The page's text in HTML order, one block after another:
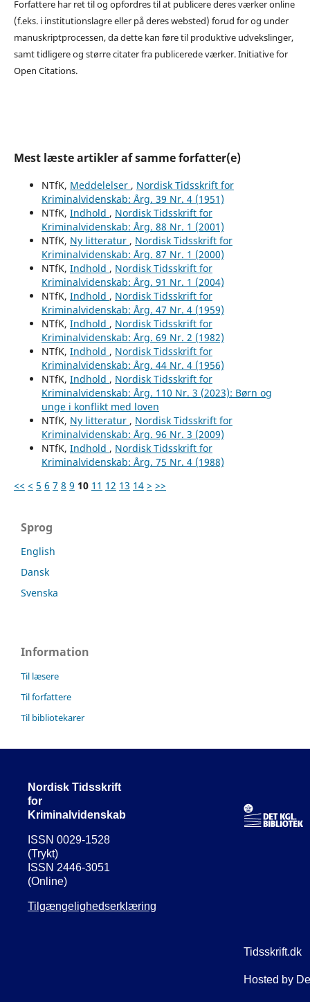
Forfattere har ret til og opfordres til at publicere deres værker online
(f.eks. i institutionslagre eller på deres websted) forud for og under
manuskriptprocessen, da dette kan føre til produktive udvekslinger,
samt tidligere og større citater fra publicerede værker. Initiative for
Open Citations.
Mest læste artikler af samme forfatter(e)
NTfK, Meddelelser , Nordisk Tidsskrift for
Kriminalvidenskab: Årg. 39 Nr. 4 (1951)
NTfK, Indhold , Nordisk Tidsskrift for
Kriminalvidenskab: Årg. 88 Nr. 1 (2001)
NTfK, Ny litteratur , Nordisk Tidsskrift for
Kriminalvidenskab: Årg. 87 Nr. 1 (2000)
NTfK, Indhold , Nordisk Tidsskrift for
Kriminalvidenskab: Årg. 91 Nr. 1 (2004)
NTfK, Indhold , Nordisk Tidsskrift for
Kriminalvidenskab: Årg. 47 Nr. 4 (1959)
NTfK, Indhold , Nordisk Tidsskrift for
Kriminalvidenskab: Årg. 69 Nr. 2 (1982)
NTfK, Indhold , Nordisk Tidsskrift for
Kriminalvidenskab: Årg. 44 Nr. 4 (1956)
NTfK, Indhold , Nordisk Tidsskrift for
Kriminalvidenskab: Årg. 110 Nr. 3 (2023): Børn og
unge i konflikt med loven
NTfK, Ny litteratur , Nordisk Tidsskrift for
Kriminalvidenskab: Årg. 96 Nr. 3 (2009)
NTfK, Indhold , Nordisk Tidsskrift for
Kriminalvidenskab: Årg. 75 Nr. 4 (1988)
<< < 5 6 7 8 9 10 11 12 13 14 > >>
Sprog
English
Dansk
Svenska
Information
Til læsere
Til forfattere
Til bibliotekarer
Nordisk Tidsskrift
for
Kriminalvidenskab
ISSN 0029-1528
(Trykt)
ISSN 2446-3051
(Online)
Tilgængelighedserklæring